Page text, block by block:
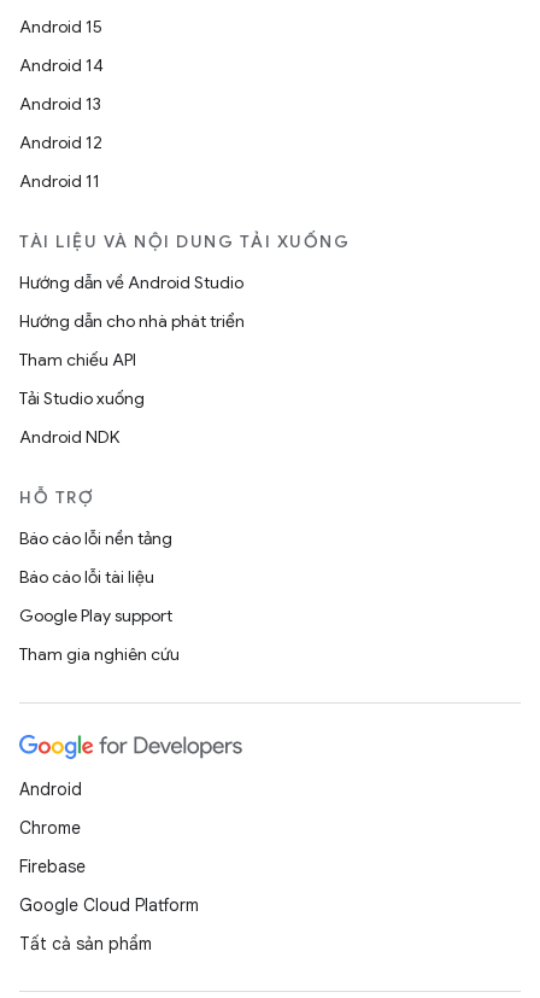
Android 15
Android 14
Android 13
Android 12
Android 11
TÀI LIỆU VÀ NỘI DUNG TẢI XUỐNG
Hướng dẫn về Android Studio
Hướng dẫn cho nhà phát triển
Tham chiếu API
Tải Studio xuống
Android NDK
HỖ TRỢ
Báo cáo lỗi nền tảng
Báo cáo lỗi tài liệu
Google Play support
Tham gia nghiên cứu
Android
Chrome
Firebase
Google Cloud Platform
Tất cả sản phẩm